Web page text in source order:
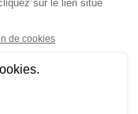
Olivier